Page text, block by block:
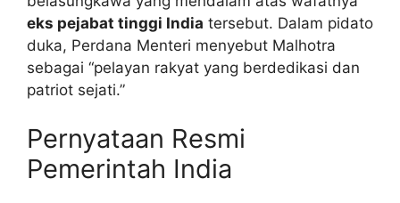
eks pejabat tinggi India tersebut. Dalam pidato
duka, Perdana Menteri menyebut Malhotra
sebagai “pelayan rakyat yang berdedikasi dan
patriot sejati.”
Pernyataan Resmi
Pemerintah India